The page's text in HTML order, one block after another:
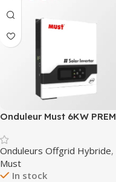
Onduleur Must 6KW PREM
Onduleurs Offgrid Hybride,
Must
In stock